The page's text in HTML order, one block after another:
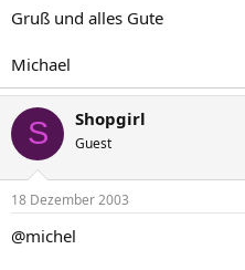
Gruß und alles Gute
Michael
S Shopgirl
Guest
18 Dezember 2003
@michel